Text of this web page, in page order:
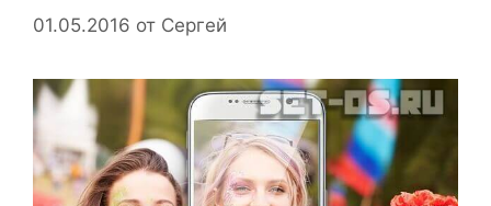
01.05.2016 от Сергей